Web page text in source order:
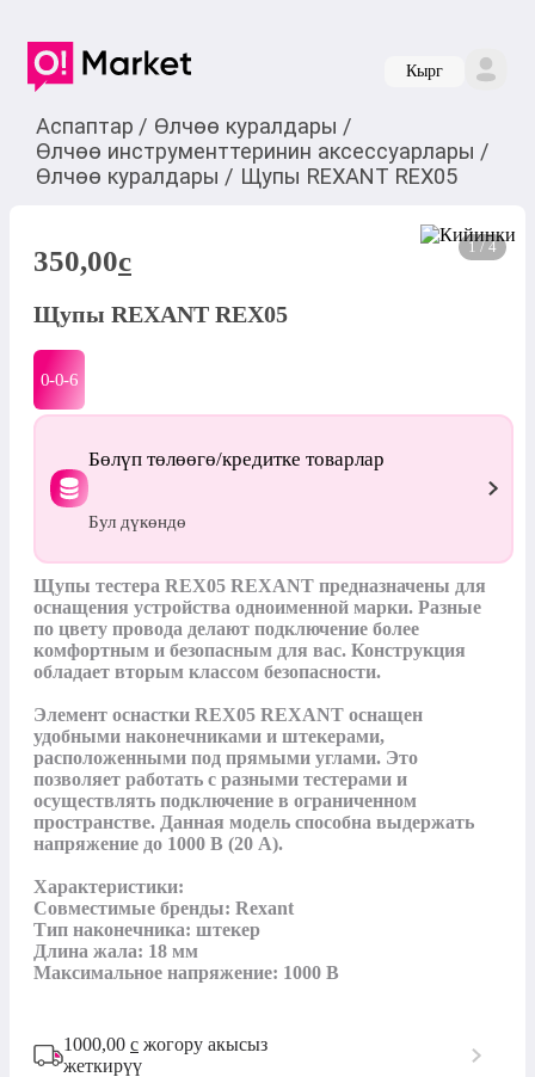
Кырг
Аспаптар / Өлчөө куралдары /
Өлчөө инструменттеринин аксессуарлары /
Өлчөө куралдары / Щупы REXANT REX05
1 / 4
350,00c
Щупы REXANT REX05
0-0-6
Бөлүп төлөөгө/кредитке товарлар
Бул дүкөндө
Щупы тестера REX05 REXANT предназначены для
оснащения устройства одноименной марки. Разные
по цвету провода делают подключение более
комфортным и безопасным для вас. Конструкция
обладает вторым классом безопасности.
Элемент оснастки REX05 REXANT оснащен
удобными наконечниками и штекерами,
расположенными под прямыми углами. Это
позволяет работать с разными тестерами и
осуществлять подключение в ограниченном
пространстве. Данная модель способна выдержать
напряжение до 1000 В (20 А).
Характеристики:
Совместимые бренды: Rexant
Тип наконечника: штекер
Длина жала: 18 мм
Максимальное напряжение: 1000 В
1000,00 с жогору акысыз
жеткирүү